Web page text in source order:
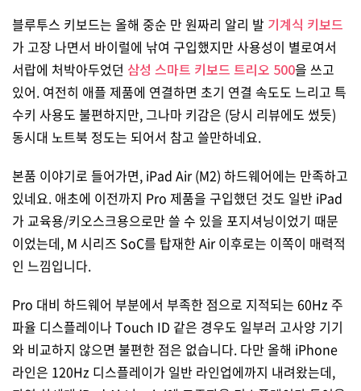
블루투스 키보드는 올해 중순 만 원짜리 알리 발 기계식 키보드
가 고장 나면서 바이럴에 낚여 구입했지만 사용성이 별로여서
서랍에 처박아두었던 삼성 스마트 키보드 트리오 500을 쓰고
있어. 여전히 애플 제품에 연결하면 초기 연결 속도도 느리고 특
수키 사용도 불편하지만, 그나마 키감은 (당시 리뷰에도 썼듯)
동시대 노트북 정도는 되어서 참고 쓸만하네요.
본품 이야기로 들어가면, iPad Air (M2) 하드웨어에는 만족하고
있네요. 애초에 이전까지 Pro 제품을 구입했던 것도 일반 iPad
가 교육용/키오스크용으로만 쓸 수 있을 포지셔닝이었기 때문
이었는데, M 시리즈 SoC를 탑재한 Air 이후로는 이쪽이 매력적
인 느낌입니다.
Pro 대비 하드웨어 부분에서 부족한 점으로 지적되는 60Hz 주
파율 디스플레이나 Touch ID 같은 경우도 일부러 고사양 기기
와 비교하지 않으면 불편한 점은 없습니다. 다만 올해 iPhone
라인은 120Hz 디스플레이가 일반 라인업에까지 내려왔는데,